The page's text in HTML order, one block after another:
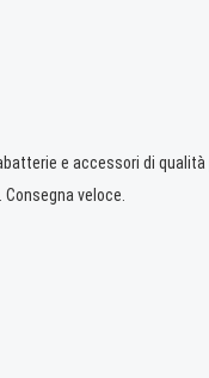
e accessori di
veloce.